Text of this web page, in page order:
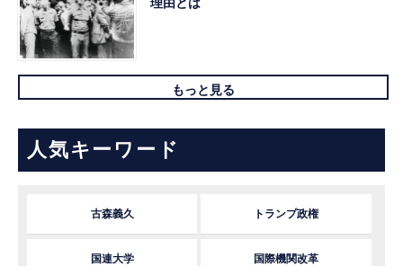
もっと見る
人気キーワード
古森義久 トランプ政権
国連大学 国際機関改革